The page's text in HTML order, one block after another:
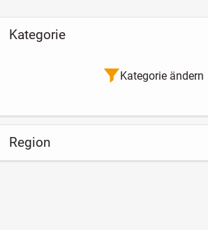
Kategorie
Kategorie ändern
Region